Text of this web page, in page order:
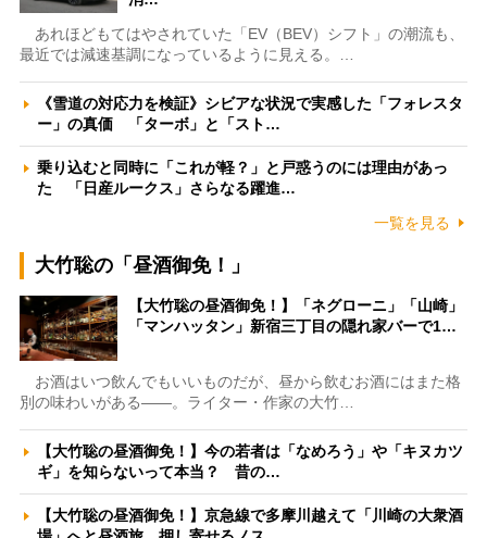
あれほどもてはやされていた「EV（BEV）シフト」の潮流も、
最近では減速基調になっているように見える。…
《雪道の対応力を検証》シビアな状況で実感した「フォレスタ
ー」の真価 「ターボ」と「スト…
乗り込むと同時に「これが軽？」と戸惑うのには理由があっ
た 「日産ルークス」さらなる躍進…
一覧を見る
大竹聡の「昼酒御免！」
【大竹聡の昼酒御免！】「ネグローニ」「山崎」
「マンハッタン」新宿三丁目の隠れ家バーで1…
お酒はいつ飲んでもいいものだが、昼から飲むお酒にはまた格
別の味わいがある――。ライター・作家の大竹…
【大竹聡の昼酒御免！】今の若者は「なめろう」や「キヌカツ
ギ」を知らないって本当？ 昔の…
【大竹聡の昼酒御免！】京急線で多摩川越えて「川崎の大衆酒